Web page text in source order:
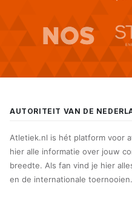
AUTORITEIT VAN DE
Atletiek.nl is hét platform voor
hier alle informatie over jouw
breedte. Als fan vind je hier
en de internationale toernooien.